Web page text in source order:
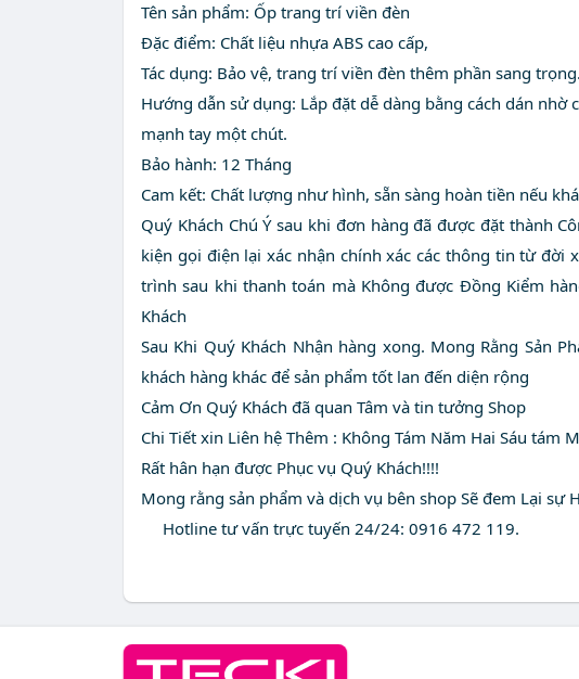
Tên sản phẩm: Ốp trang trí viền đèn
Đặc điểm: Chất liệu nhựa ABS cao cấp,
Tác dụng: Bảo vệ, trang trí viền đèn thêm phần sang trọng.
Hướng dẫn sử dụng: Lắp đặt dễ dàng bằng cách dán
mạnh tay một chút.
Bảo hành: 12 Tháng
Cam kết: Chất lượng như hình, sẵn sàng hoàn tiền nếu
Quý Khách Chú Ý sau khi đơn hàng đã được đặt thành
kiện gọi điện lại xác nhận chính xác các thông tin từ
trình sau khi thanh toán mà Không được Đồng Kiểm
Khách
Sau Khi Quý Khách Nhận hàng xong. Mong Rằng Sản
khách hàng khác để sản phẩm tốt lan đến diện rộng
Cảm Ơn Quý Khách đã quan Tâm và tin tưởng Shop
Chi Tiết xin Liên hệ Thêm : Không Tám Năm Hai Sáu tám
Rất hân hạn được Phục vụ Quý Khách!!!!
Mong rằng sản phẩm và dịch vụ bên shop Sẽ đem Lại sự
Hotline tư vấn trực tuyến 24/24: 0916 472 119.